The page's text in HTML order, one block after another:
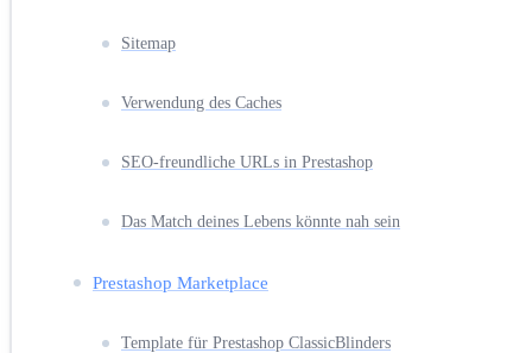
Sitemap
Verwendung des Caches
SEO-freundliche URLs in Prestashop
Das Match deines Lebens könnte nah sein
Prestashop Marketplace
Template für Prestashop ClassicBlinders